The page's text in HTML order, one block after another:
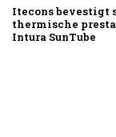
Itecons bevestigt
thermische
Intura SunTube